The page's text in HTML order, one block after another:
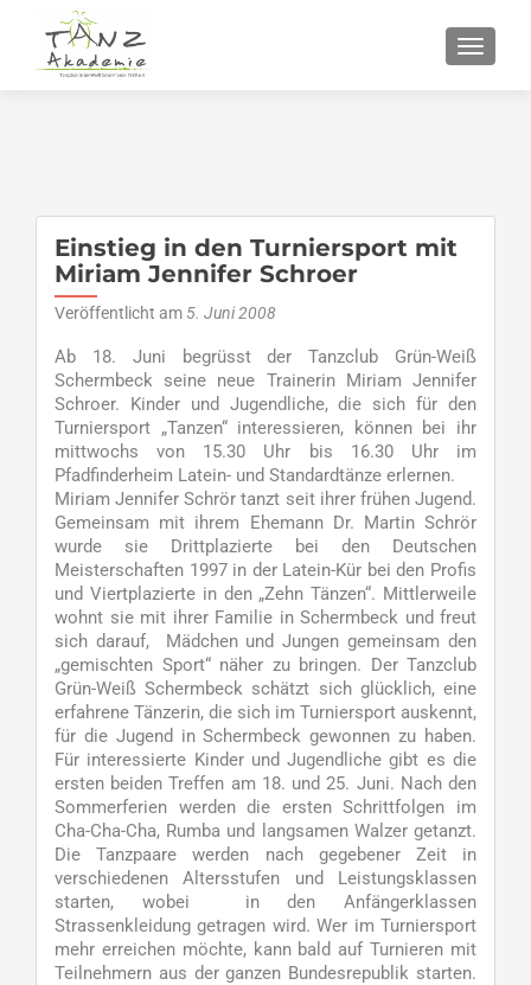
Einstieg in den Turniersport mit
Miriam Jennifer Schroer
Veröffentlicht am 5. Juni 2008
Ab 18. Juni begrüsst der Tanzclub Grün-Weiß
Schermbeck seine neue Trainerin Miriam Jennifer
Schroer. Kinder und Jugendliche, die sich für den
Turniersport „Tanzen“ interessieren, können bei ihr
mittwochs von 15.30 Uhr bis 16.30 Uhr im
Pfadfinderheim Latein- und Standardtänze erlernen.
Miriam Jennifer Schrör tanzt seit ihrer frühen Jugend.
Gemeinsam mit ihrem Ehemann Dr. Martin Schrör
wurde sie Drittplazierte bei den Deutschen
Meisterschaften 1997 in der Latein-Kür bei den Profis
und Viertplazierte in den „Zehn Tänzen“. Mittlerweile
wohnt sie mit ihrer Familie in Schermbeck und freut
sich darauf, Mädchen und Jungen gemeinsam den
„gemischten Sport“ näher zu bringen. Der Tanzclub
Grün-Weiß Schermbeck schätzt sich glücklich, eine
erfahrene Tänzerin, die sich im Turniersport auskennt,
für die Jugend in Schermbeck gewonnen zu haben.
Für interessierte Kinder und Jugendliche gibt es die
ersten beiden Treffen am 18. und 25. Juni. Nach den
Sommerferien werden die ersten Schrittfolgen im
Cha-Cha-Cha, Rumba und langsamen Walzer getanzt.
Die Tanzpaare werden nach gegebener Zeit in
verschiedenen Altersstufen und Leistungsklassen
starten, wobei in den Anfängerklassen
Strassenkleidung getragen wird. Wer im Turniersport
mehr erreichen möchte, kann bald auf Turnieren mit
Teilnehmern aus der ganzen Bundesrepublik starten.